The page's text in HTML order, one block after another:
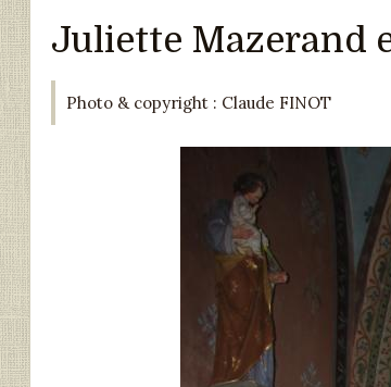
Juliette Mazerand
Photo & copyright : Claude FINOT